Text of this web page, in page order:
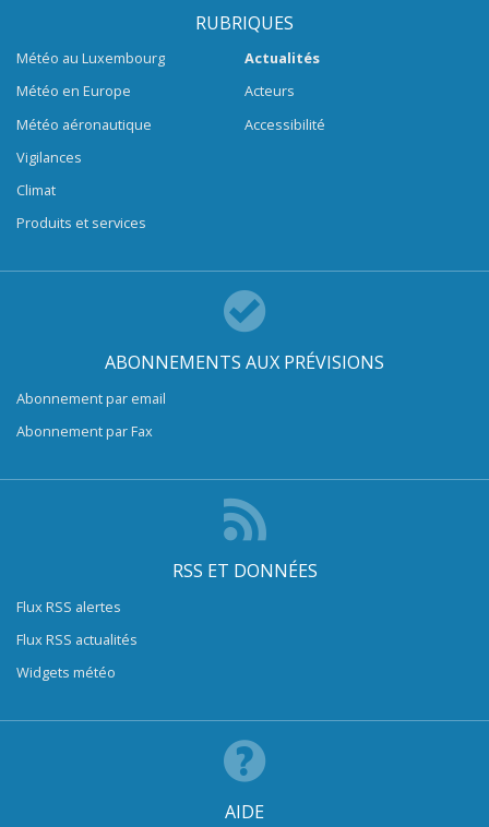
RUBRIQUES
Météo au Luxembourg
Météo en Europe
Météo aéronautique
Vigilances
Climat
Produits et services
Actualités
Acteurs
Accessibilité
ABONNEMENTS AUX PRÉVISIONS
Abonnement par email
Abonnement par Fax
RSS ET DONNÉES
Flux RSS alertes
Flux RSS actualités
Widgets météo
AIDE